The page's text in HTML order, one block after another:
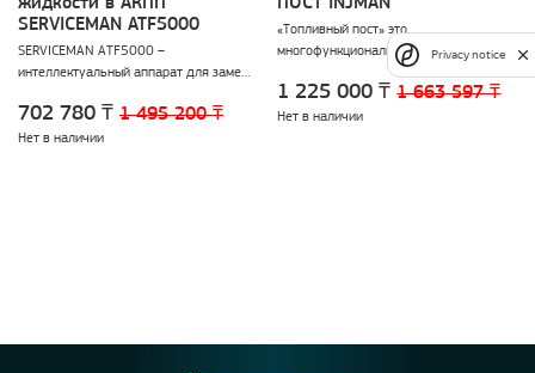
SERVICEMAN ATF5000
SERVICEMAN ATF5000 –
интеллектуальный аппарат для замены
измерения веса и температуры масла.
702 780 ₸ 1 495 200 ₸
Нет в наличии
«Топливный пост» это
многофункциональный комплект,
предназначенный для обслуживания
систем питания большинства
современных бензиновых и дизельных
1 225 000 ₸1 663 597 ₸
Нет в наличии
Privacy notice